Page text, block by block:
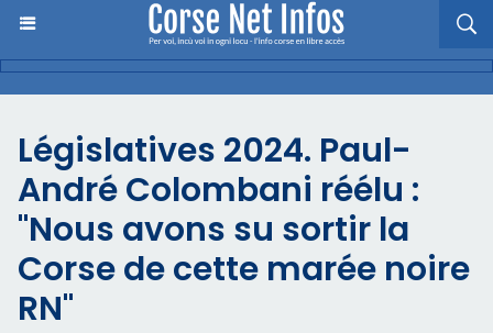
Législatives 2024. Paul-
André Colombani réélu :
"Nous avons su sortir la
Corse de cette marée noire
RN"